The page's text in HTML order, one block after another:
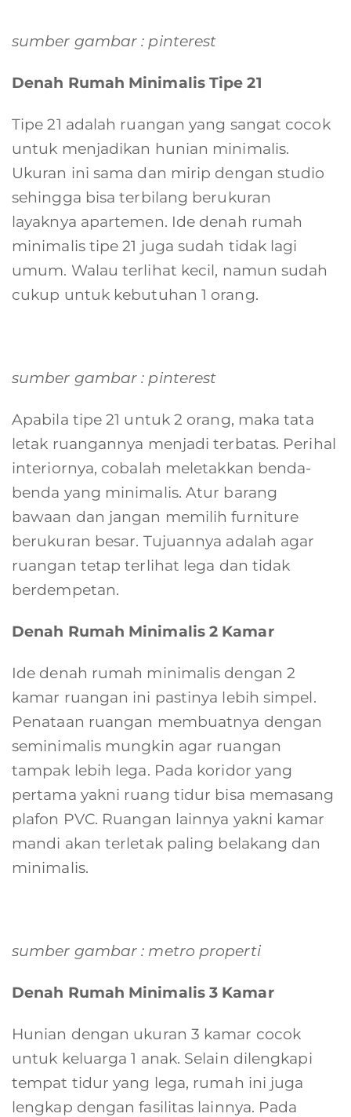
sumber gambar : pinterest
Denah Rumah Minimalis Tipe 21
Tipe 21 adalah ruangan yang sangat cocok
untuk menjadikan hunian minimalis.
Ukuran ini sama dan mirip dengan studio
sehingga bisa terbilang berukuran
layaknya apartemen. Ide denah rumah
minimalis tipe 21 juga sudah tidak lagi
umum. Walau terlihat kecil, namun sudah
cukup untuk kebutuhan 1 orang.
sumber gambar : pinterest
Apabila tipe 21 untuk 2 orang, maka tata
letak ruangannya menjadi terbatas. Perihal
interiornya, cobalah meletakkan benda-
benda yang minimalis. Atur barang
bawaan dan jangan memilih furniture
berukuran besar. Tujuannya adalah agar
ruangan tetap terlihat lega dan tidak
berdempetan.
Denah Rumah Minimalis 2 Kamar
Ide denah rumah minimalis dengan 2
kamar ruangan ini pastinya lebih simpel.
Penataan ruangan membuatnya dengan
seminimalis mungkin agar ruangan
tampak lebih lega. Pada koridor yang
pertama yakni ruang tidur bisa memasang
plafon PVC. Ruangan lainnya yakni kamar
mandi akan terletak paling belakang dan
minimalis.
sumber gambar : metro properti
Denah Rumah Minimalis 3 Kamar
Hunian dengan ukuran 3 kamar cocok
untuk keluarga 1 anak. Selain dilengkapi
tempat tidur yang lega, rumah ini juga
lengkap dengan fasilitas lainnya. Pada